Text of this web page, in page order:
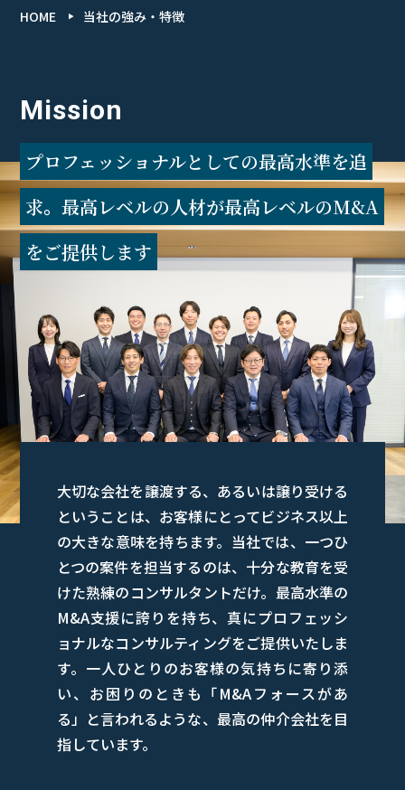
HOME 当社の強み・特徴
Mission
プロフェッショナルとしての最高水準を追
求。最高レベルの人材が最高レベルのM&A
をご提供します
大切な会社を譲渡する、あるいは譲り受ける
ということは、お客様にとってビジネス以上
の大きな意味を持ちます。当社では、一つひ
とつの案件を担当するのは、十分な教育を受
けた熟練のコンサルタントだけ。最高水準の
M&A支援に誇りを持ち、真にプロフェッシ
ョナルなコンサルティングをご提供いたしま
す。一人ひとりのお客様の気持ちに寄り添
い、お困りのときも「M&Aフォースがあ
る」と言われるような、最高の仲介会社を目
指しています。